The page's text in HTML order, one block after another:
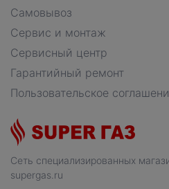
Сеть специализированных
supergas.ru
Самовывоз
Сервис и монтаж
Сервисный центр
Гарантийный ремонт
Пользовательское